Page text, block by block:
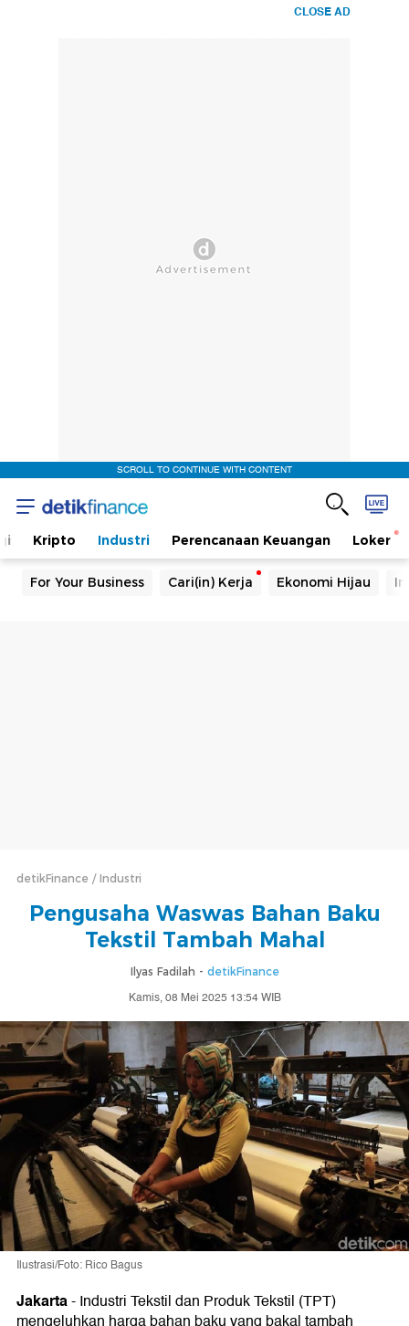
CLOSE AD
SCROLL TO CONTINUE WITH CONTENT
Kripto Industri Perencanaan Keuangan Loker
For Your Business Cari(in) Kerja Ekonomi Hijau
detikFinance Industri
Pengusaha Waswas Bahan Baku
Tekstil Tambah Mahal
Ilyas Fadilah - detikFinance
Kamis, 08 Mei 2025 13:54 WIB
Ilustrasi/Foto: Rico Bagus
Jakarta-Industri Tekstil dan Produk Tekstil (TPT)